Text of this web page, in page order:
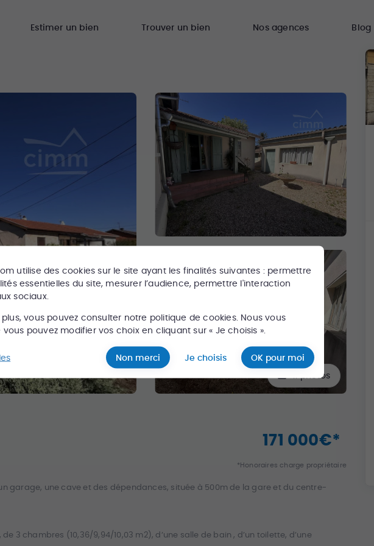
utilise des cookies sur le site ayant les finalités suivantes : permettre
essentielles du site, mesurer l’audience, permettre l'interaction
sociaux.
vous pouvez consulter notre politique de cookies. Nous vous
pouvez modifier vos choix en cliquant sur « Je choisis ».
Non merci Je choisis OK pour moi
Estimer un bien Trouver un bien Nos agences Blog
11photos
171 000€*
*Honoraires charge propriétaire
garage, une cave et des dépendances, située à 500m de la gare et du centre-
3 chambres (10,36/9,94/10,03 m2), d’une salle de bain , d’un toilette, d’une